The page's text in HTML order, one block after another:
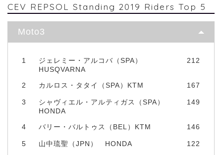
CEV REPSOL Standing 2019 Riders Top 5
Moto3
1
ジェレミー・アルコバ（SPA）
HUSQVARNA
212
2 カルロス・タタイ（SPA）KTM 167
3
シャヴィエル・アルティガス（SPA）
HONDA
149
4 バリー・バルトゥス（BEL）KTM 146
5 山中琉聖（JPN） HONDA 122